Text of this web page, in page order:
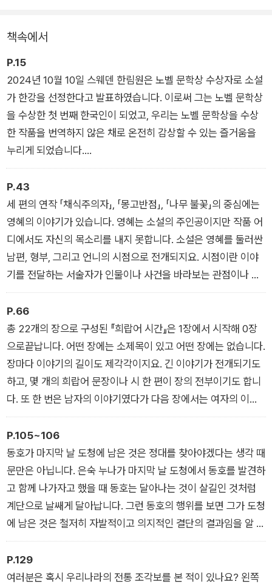
기획의 첫 출발은 중고등학교 국어 및 문학적 개념을 기반으로 해
서, 청소년들이 한강 작가의 소설들을 친숙하게 접할 수 있는 길
잡이 역할을 하게 하자는 데 뜻을 두었다. 또한 일반 성인들이 한
강의 소설들을 어렵지 않게 읽을 수 있는 마중물 역할을 하게 하
였다. 이 책이 한강 작가의 작품을 이미 읽은 독자들에게는 감상
의 깊이를 더하고, 한강 작가의 작품을 읽을 독자들에게는 작품에
대한 친절한 길잡이 역할을 하기를 기대한다.
책속에서
P.15
2024년 10월 10일 스웨덴 한림원은 노벨 문학상 수상자로 소설
가 한강을 선정한다고 발표하였습니다. 이로써 그는 노벨 문학상
을 수상한 첫 번째 한국인이 되었고, 우리는 노벨 문학상을 수상
한 작품을 번역하지 않은 채로 온전히 감상할 수 있는 즐거움을
누리게 되었습니다.
- (‘1. 작가 한강’ 중)
P.43
세 편의 연작 「채식주의자」, 「몽고반점」, 「나무 불꽃」의 중심에는
영혜의 이야기가 있습니다. 영혜는 소설의 주인공이지만 작품 어
디에서도 자신의 목소리를 내지 못합니다. 소설은 영혜를 둘러싼
남편, 형부, 그리고 언니의 시점으로 전개되지요. 시점이란 이야
기를 전달하는 서술자가 인물이나 사건을 바라보는 관점이나 입
장을 뜻합니다. 소설에서 누구의 시점을 선택하느냐는 인물을 바
라보는 태도나 견해를 결정짓는 중요한 요소입니다.
- (‘2. 채식주의자’ 중)
P.66
총 22개의 장으로 구성된 『희랍어 시간』은 1장에서 시작해 0장
으로끝납니다. 어떤 장에는 소제목이 있고 어떤 장에는 없습니다.
장마다 이야기의 길이도 제각각이지요. 긴 이야기가 전개되기도
하고, 몇 개의 희랍어 문장이나 시 한 편이 장의 전부이기도 합니
다. 또 한 번은 남자의 이야기였다가 다음 장에서는 여자의 이야
기로 바뀌고, 시점도 1인칭에서 3인칭으로 달라집니다. 인물의
생각이 인용 부호 없이 이탤릭체로 표현되기도 합니다. 우리가 흔
히 알고 있듯 ‘발단-전개-위기-절정-결말’로 이어지는 소설의 구
성과는 매우 다르지요.
- (‘3. 희랍어 시간’ 중)
P.105~106
동호가 마지막 날 도청에 남은 것은 정대를 찾아야겠다는 생각 때
문만은 아닙니다. 은숙 누나가 마지막 날 도청에서 동호를 발견하
고 함께 나가자고 했을 때 동호는 달아나는 것이 살길인 것처럼
계단으로 날쌔게 달아납니다. 그런 동호의 행위를 보면 그가 도청
에 남은 것은 철저히 자발적이고 의지적인 결단의 결과임을 알 수
있습니다. 그렇다면 동호의 그런 결단은 어디에서 온 것일까요?
동호는 친구 정대만을 기다리는 것이 아니라, 세상이 크게 잘못되
어 있다고 자각하면서 눈앞에서 벌어지는 일을 바라봅니다. 그리
P.129
여러분은 혹시 우리나라의 전통 조각보를 본 적이 있나요? 왼쪽